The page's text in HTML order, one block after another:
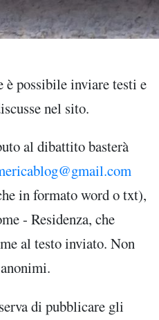
è possibile inviare testi e
nel sito.
al dibattito basterà
in formato word o txt),
- Residenza, che
al testo inviato. Non
di pubblicare gli